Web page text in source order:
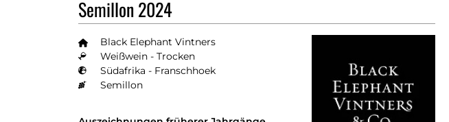
Semillon 2024
Black Elephant Vintners
Weißwein - Trocken
Südafrika - Franschhoek
Semillon